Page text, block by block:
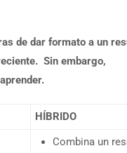
de dar formato a un
Sin embargo,
HÍBRIDO
Combina un